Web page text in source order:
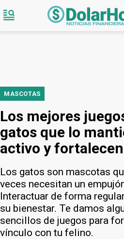
MASCOTAS
Los mejores
gatos que lo
activo y
Los gatos son mascotas
veces necesitan un
Interactuar de forma
su bienestar. Te damos
sencillos de juegos para
vínculo con tu felino.